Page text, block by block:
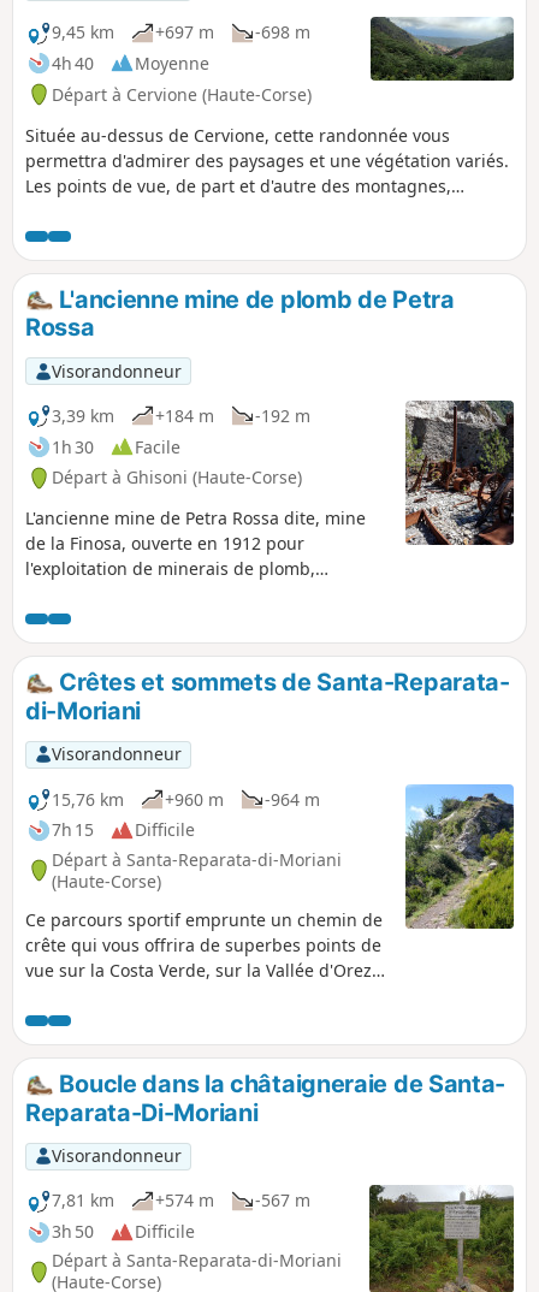
pentes du San Cervone. Ancien
carrefour de chemins muletiers, on y
trouve plusieurs vestiges d'aires de
battage, parfois toujours cerclées de
pierres.
9,45 km
+697 m
-698 m
4h 40
Moyenne
Départ à Cervione (Haute-Corse)
Située au-dessus de Cervione, cette randonnée vous
permettra d'admirer des paysages et une végétation variés.
Les points de vue, de part et d'autre des montagnes,
bâti, comme la Chapelle de Scupiccia, par exemple ou
encore le village de Santa-Maria Poggio. Au loin, sur la mer,
l'Île de Monte Cristo, peut également être observée.
L'ancienne mine de plomb de Petra
Rossa
Visorandonneur
3,39 km
+184 m
-192 m
1h 30
Facile
Départ à Ghisoni (Haute-Corse)
L'ancienne mine de Petra Rossa dite, mine
de la Finosa, ouverte en 1912 pour
l'exploitation de minerais de plomb,
fermée après la deuxième guerre mondiale.
Source : WikipédiaLes mines de la Finosa ont
extrait du plomb argentifère (galène,
cérusite), du zinc (blende) et du cuivre
(bornite).L’essentiel de l’exploitation de La
Finosa a été réalisé à ciel ouvert.Les
prospections sur le site commencent dans
les années 1910. Source : Patrimoine civil
Ghisoni.
Crêtes et sommets de Santa-Reparata-
di-Moriani
Visorandonneur
15,76 km
+960 m
-964 m
7h 15
Difficile
Départ à Santa-Reparata-di-Moriani
(Haute-Corse)
Ce parcours sportif emprunte un chemin de
crête qui vous offrira de superbes points de
vue sur la Costa Verde, sur la Vallée d'Orezza
croiserez hameaux, chapelles, fontaine,
ruisseaux. La petite route étroite montant au
parking de départ vaut déjà le détour.
Boucle dans la châtaigneraie de Santa-
Reparata-Di-Moriani
Visorandonneur
7,81 km
+574 m
-567 m
3h 50
Difficile
Départ à Santa-Reparata-di-Moriani
(Haute-Corse)